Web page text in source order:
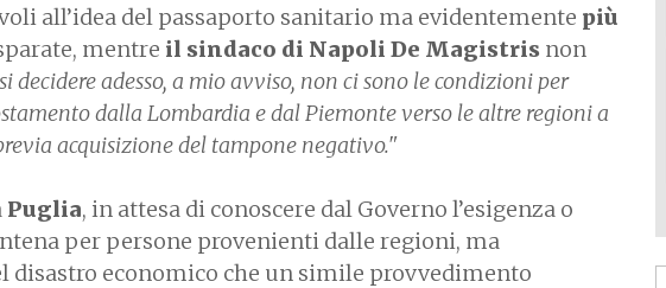
all’idea del passaporto sanitario ma evidentemente più
mentre il sindaco di Napoli De Magistris non
decidere adesso, a mio avviso, non ci sono le condizioni per
dalla Lombardia e dal Piemonte verso le altre regioni a
acquisizione del tampone negativo."
Puglia, in attesa di conoscere dal Governo l’esigenza o
per persone provenienti dalle regioni, ma
disastro economico che un simile provvedimento